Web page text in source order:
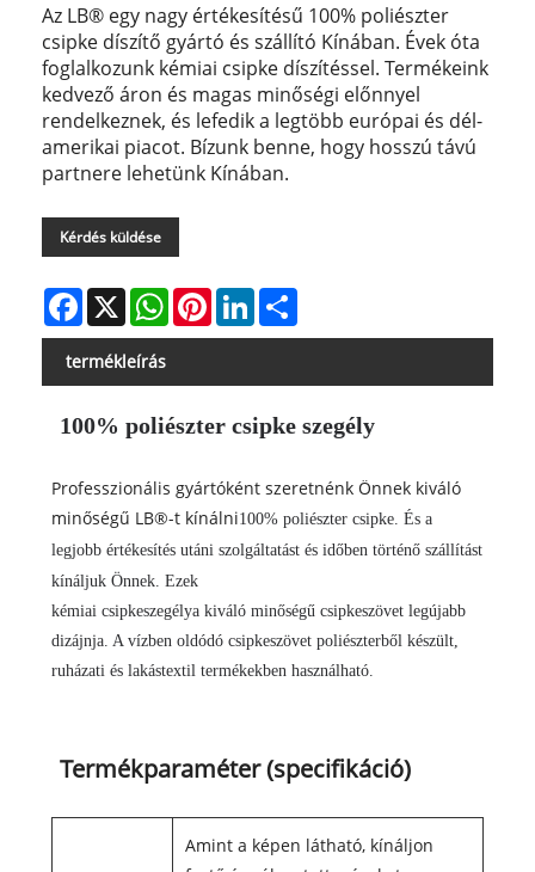
Az LB® egy nagy értékesítésű 100% poliészter
csipke díszítő gyártó és szállító Kínában. Évek óta
foglalkozunk kémiai csipke díszítéssel. Termékeink
kedvező áron és magas minőségi előnnyel
rendelkeznek, és lefedik a legtöbb európai és dél-
amerikai piacot. Bízunk benne, hogy hosszú távú
partnere lehetünk Kínában.
Kérdés küldése
Facebook
X WhatsAppPinterestLinkedIn
termékleírás
100% poliészter csipke szegély
Professzionális gyártóként szeretnénk Önnek kiváló
minőségű LB®-t kínálni100% poliészter csipke. És a
legjobb értékesítés utáni szolgáltatást és időben történő szállítást
kínáljuk Önnek. Ezek
kémiai csipkeszegélya kiváló minőségű csipkeszövet legújabb
dizájnja. A vízben oldódó csipkeszövet poliészterből készült,
ruházati és lakástextil termékekben használható.
Termékparaméter (specifikáció)
Amint a képen látható, kínáljon